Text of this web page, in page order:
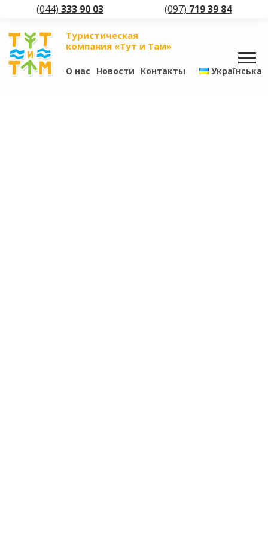
(044) 333 90 03 (097) 719 39 84
Туристическая
компания «Тут и Там»
О нас Новости Контакты Українська